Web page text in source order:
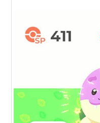
タマゴグループ す
進化の系譜タマザ
関連 ポケットモンス